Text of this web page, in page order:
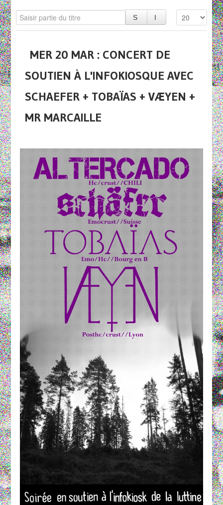
MER 20 MAR : CONCERT DE
SOUTIEN À L'INFOKIOSQUE AVEC
SCHAEFER + TOBAÏAS + VÆYEN +
MR MARCAILLE